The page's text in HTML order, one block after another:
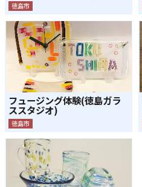
徳島市
フュージング体験(徳島ガラ
ススタジオ)
徳島市